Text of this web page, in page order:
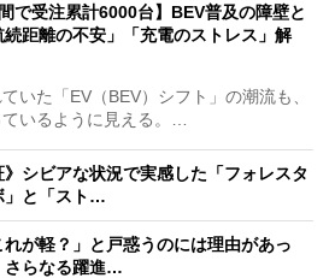
間で受注累計6000台】BEV普及の障壁と
続距離の不安」「充電のストレス」解
いた「EV（BEV）シフト」の潮流も、
いるように見える。…
》シビアな状況で実感した「フォレスタ
と「スト…
が軽？」と戸惑うのには理由があっ
らなる躍進…